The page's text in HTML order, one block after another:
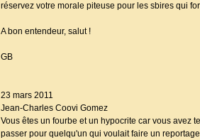
réservez votre morale piteuse pour les sbires qui
A bon entendeur, salut !
GB
23 mars 2011
Jean-Charles Coovi Gomez
Vous êtes un fourbe et un hypocrite car vous avez
passer pour quelqu'un qui voulait faire un